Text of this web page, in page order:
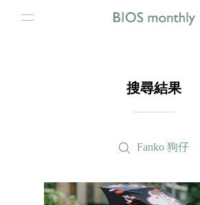
搜尋結果
Fanko 狗仔